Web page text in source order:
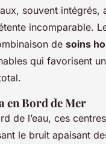
souvent intégrés,
incomparable.
de soins
qui favorisent un
en Bord de Mer
de l’eau, ces
le bruit apaisant